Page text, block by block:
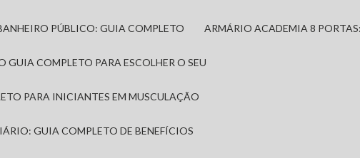
PÚBLICO: GUIA COMPLETO ARMÁRIO ACADEMIA 8
GUIA COMPLETO PARA ESCOLHER O SEU
PARA INICIANTES EM MUSCULAÇÃO
GUIA COMPLETO DE BENEFÍCIOS